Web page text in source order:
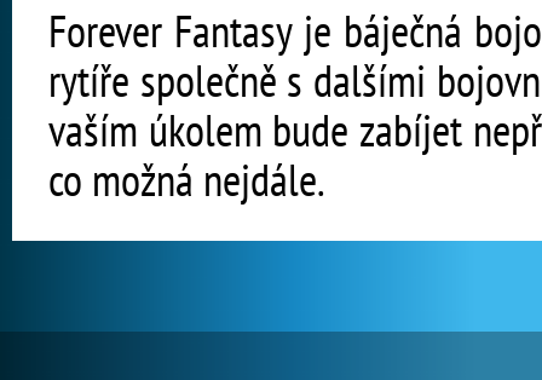
Forever Fantasy je báječná
rytíře společně s dalšími
vaším úkolem bude zabíjet
co možná nejdále.